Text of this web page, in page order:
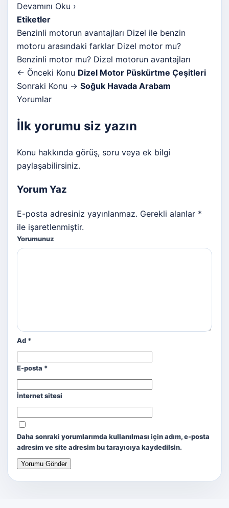
Devamını Oku ›
Etiketler
Benzinli motorun avantajları Dizel ile benzin
motoru arasındaki farklar Dizel motor mu?
Benzinli motor mu? Dizel motorun avantajları
← Önceki Konu Dizel Motor Püskürtme Çeşitleri
Sonraki Konu → Soğuk Havada Arabam
Yorumlar
İlk yorumu siz yazın
Konu hakkında görüş, soru veya ek bilgi
paylaşabilirsiniz.
Yorum Yaz
E-posta adresiniz yayınlanmaz. Gerekli alanlar *
ile işaretlenmiştir.
Yorumunuz
Ad *
E-posta *
İnternet sitesi
Daha sonraki yorumlarımda kullanılması için adım, e-posta
adresim ve site adresim bu tarayıcıya kaydedilsin.